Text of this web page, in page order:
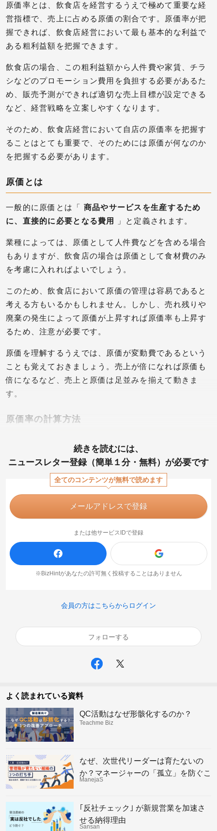
原価率とは、飲食店を経営するうえで極めて重要な経
営指標で、売上に占める原価の割合です。原価率が把
握できれば、飲食店経営において最も基本的な利益で
ある粗利益額を把握できます。
飲食店の場合、この粗利益額から人件費や家賃、チラ
シなどのプロモーション費用を負担する必要があるた
め、販売予測ができれば適切な売上目標が設定できる
など、経営戦略を立案しやすくなります。
そのため、飲食店経営において自店の原価率を把握す
ることはとても重要で、そのためには原価が何なのか
を把握する必要があります。
原価とは
一般的に原価とは「 商品やサービスを生産するため
に、直接的に必要となる費用
」と定義されます。
業種によっては、原価として人件費などを含める場合
もありますが、飲食店の場合は原価として食材費のみ
を考慮に入れればよいでしょう。
このため、飲食店において原価の管理は容易であると
考える方もいるかもしれません。しかし、売れ残りや
廃棄の発生によって原価が上昇すれば原価率も上昇す
るため、注意が必要です。
原価を理解するうえでは、原価が変動費であるという
ことも覚えておきましょう。売上が倍になれば原価も
倍になるなど、売上と原価は足並みを揃えて動きま
す。
原価率の計算方法
続きを読むには、
ニュースレター登録（簡単１分・無料）が必要です
全てのコンテンツが無料で読めます
メールアドレスで登録
または他サービスIDで登録
※BizHintがあなたの許可無く投稿することはありません
会員の方はこちらからログイン
フォローする
よく読まれている資料
QC活動はなぜ形骸化するのか？
Teachme Biz
なぜ、次世代リーダーは育たないの
か？マネージャーの「孤立」を防ぐこ
れからの組織の仕組み
ManejaS
｢反社チェック｣ が新規営業を加速さ
せる納得理由
Sansan